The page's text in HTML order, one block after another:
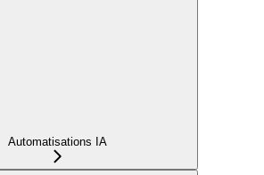
Automatisations IA